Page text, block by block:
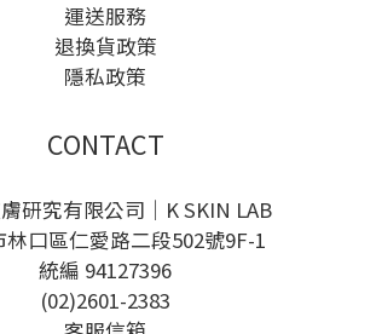
運送服務
退換貨政策
隱私政策
CONTACT
研究有限公司｜K SKIN LAB
林口區仁愛路二段502號9F-1
統編 94127396
(02)2601-2383